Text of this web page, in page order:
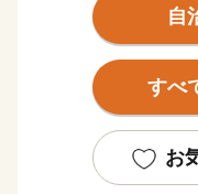
が笑顔になれる「
まざまな取組を進め
このような本市を「
の想いを「ふるさと
ればと存じます。
自
すべ
お